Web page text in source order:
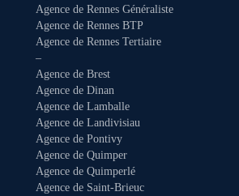
Agence de Rennes Généraliste
Agence de Rennes BTP
Agence de Rennes Tertiaire
–
Agence de Brest
Agence de Dinan
Agence de Lamballe
Agence de Landivisiau
Agence de Pontivy
Agence de Quimper
Agence de Quimperlé
Agence de Saint-Brieuc